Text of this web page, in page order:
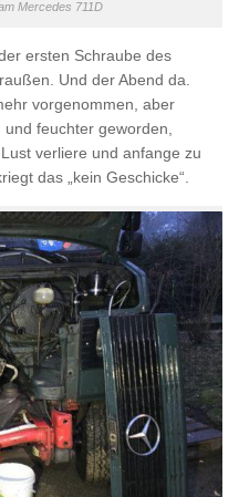
Mercedes 711D
ersten Schraube des
Und der Abend da.
vorgenommen, aber
und feuchter geworden,
verliere und anfange zu
das „kein Geschicke“.